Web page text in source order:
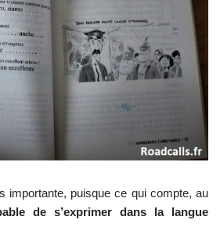
importante, puisque ce qui compte, au
de s’exprimer dans la langue